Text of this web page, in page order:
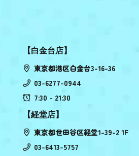
【白金台店】
東京都港区白金台3-16-36
03-6277-0944
7:30 - 21:30
【経堂店】
東京都世田谷区経堂1-39-2 1F
03-6413-5757